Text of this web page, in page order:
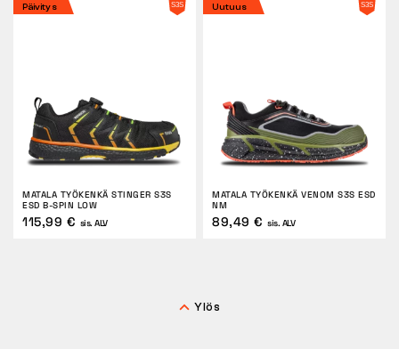
Päivitys
MATALA TYÖKENKÄ STINGER S3S
ESD B-SPIN LOW
115,99 € sis. ALV
Uutuus
MATALA TYÖKENKÄ VENOM S3S ESD
NM
89,49 € sis. ALV
Ylös